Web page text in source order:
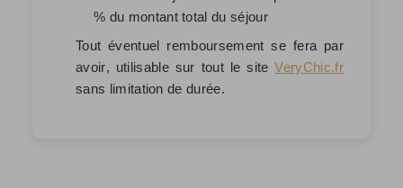
% du montant total du séjour
Tout éventuel remboursement se fera par
avoir, utilisable sur tout le siteVeryChic.fr
sans limitation de durée.